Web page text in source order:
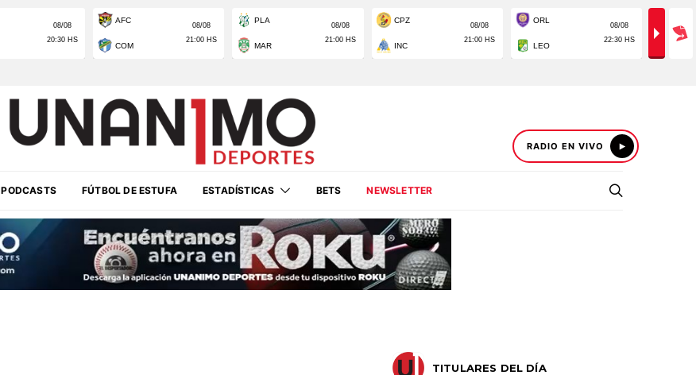
RADIO EN VIVO
PODCASTS FÚTBOL DE ESTUFA ESTADÍSTICAS BETS NEWSLETTER
TITULARES DEL DÍA